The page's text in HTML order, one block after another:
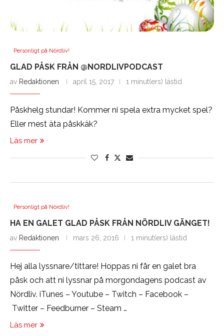
Personligt på Nördliv!
GLAD PÅSK FRÅN @NORDLIVPODCAST
av Redaktionen april 15, 2017 1 minut(ers) lästid
Påskhelg stundar! Kommer ni spela extra mycket spel?
Eller mest äta påskkäk?
Läs mer
Personligt på Nördliv!
HA EN GALET GLAD PÅSK FRÅN NÖRDLIV GÄNGET!
av Redaktionen mars 26, 2016 1 minut(ers) lästid
Hej alla lyssnare/tittare! Hoppas ni får en galet bra
påsk och att ni lyssnar på morgondagens podcast av
Nördliv. iTunes – Youtube – Twitch – Facebook –
Twitter – Feedburner – Steam …
Läs mer